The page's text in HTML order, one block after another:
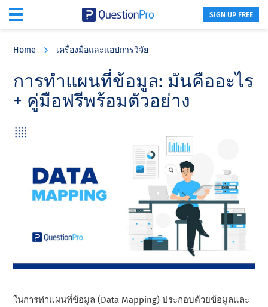
SIGN UP FREE
Home เครื่องมือและแอปการวิจัย
การทําแผนที่ข้อมูล: มันคืออะไร
+ คู่มือฟรีพร้อมตัวอย่าง
ในการทําแผนที่ข้อมูล (Data Mapping) ประกอบด้วยข้อมูลและ